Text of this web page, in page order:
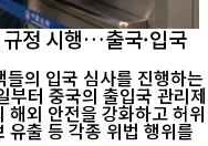
정 시행…출국·입국
의 입국 심사를 진행하는
외 안전을 강화하고 허위
유출 등 각종 위법 행위를